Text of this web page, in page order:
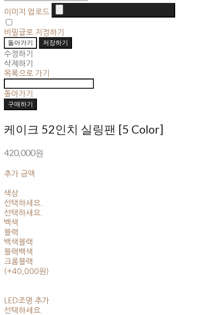
이미지 업로드
비밀글로 지정하기
돌아가기
저장하기
수정하기
삭제하기
목록으로 가기
돌아가기
구매하기
케이크 52인치 실링팬 [5 Color]
420,000원
추가 금액
색상
선택하세요.
선택하세요.
백색
블랙
백색블랙
블랙백색
크롬블랙
(+40,000원)
LED조명 추가
선택하세요.